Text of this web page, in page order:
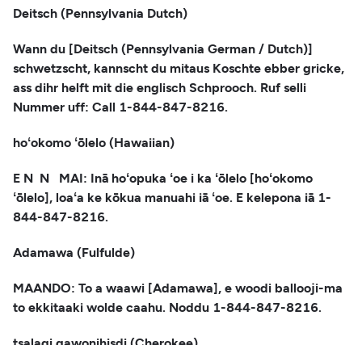
Deitsch (Pennsylvania Dutch)
Wann du [Deitsch (Pennsylvania German / Dutch)]
schwetzscht, kannscht du mitaus Koschte ebber gricke,
ass dihr helft mit die englisch Schprooch. Ruf selli
Nummer uff: Call 1-844-847-8216.
hoʻokomo ʻōlelo (Hawaiian)
E N N MAI: Inā hoʻopuka ʻoe i ka ʻōlelo [hoʻokomo
ʻōlelo], loaʻa ke kōkua manuahi iā ʻoe. E kelepona iā 1-
844-847-8216.
Adamawa (Fulfulde)
MAANDO: To a waawi [Adamawa], e woodi ballooji-ma
to ekkitaaki wolde caahu. Noddu 1-844-847-8216.